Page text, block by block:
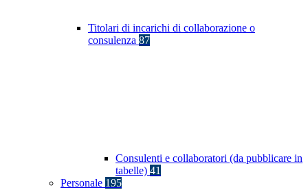
Titolari di incarichi di collaborazione o
consulenza 87
Consulenti e collaboratori (da pubblicare in
tabelle) 41
Personale 195